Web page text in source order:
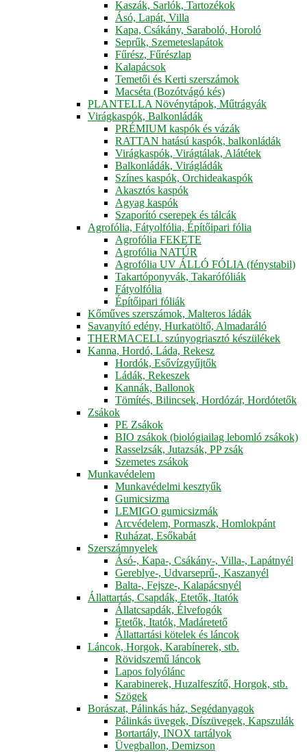
Kaszák, Sarlók, Tartozékok
Ásó, Lapát, Villa
Kapa, Csákány, Saraboló, Horoló
Seprűk, Szemeteslapátok
Fűrész, Fűrészlap
Kalapácsok
Temetői és Kerti szerszámok
Macséta (Bozótvágó kés)
PLANTELLA Növénytápok, Műtrágyák
Virágkaspók, Balkonládák
PRÉMIUM kaspók és vázák
RATTAN hatású kaspók, balkonládák
Virágkaspók, Virágtálak, Alátétek
Balkonládák, Virágládák
Színes kaspók, Orchideakaspók
Akasztós kaspók
Agyag kaspók
Szaporító cserepek és tálcák
Agrofólia, Fátyolfólia, Építőipari fólia
Agrofólia FEKETE
Agrofólia NATÚR
Agrofólia UV ÁLLÓ FÓLIA (fénystabil)
Takartóponyvák, Takarófóliák
Fátyolfólia
Építőipari fóliák
Kőműves szerszámok, Malteros ládák
Savanyító edény, Hurkatöltő, Almadaráló
THERMACELL szúnyogriasztó készülékek
Kanna, Hordó, Láda, Rekesz
Hordók, Esővízgyűjtők
Ládák, Rekeszek
Kannák, Ballonok
Tömítés, Bilincsek, Hordózár, Hordótetők
Zsákok
PE Zsákok
BIO zsákok (biológiailag lebomló zsákok)
Rasselzsák, Jutazsák, PP zsák
Szemetes zsákok
Munkavédelem
Munkavédelmi kesztyűk
Gumicsizma
LEMIGO gumicsizmák
Arcvédelem, Pormaszk, Homlokpánt
Ruházat, Esőkabát
Szerszámnyelek
Ásó-, Kapa-, Csákány-, Villa-, Lapátnyél
Gereblye-, Udvarseprű-, Kaszanyél
Balta-, Fejsze-, Kalapácsnyél
Állattartás, Csapdák, Etetők, Itatók
Állatcsapdák, Élvefogók
Etetők, Itatók, Madáretető
Állattartási kötelek és láncok
Láncok, Horgok, Karabínerek, stb.
Rövidszemű láncok
Lapos folyólánc
Karabinerek, Huzalfeszítő, Horgok, stb.
Szögek
Borászat, Pálinkás ház, Segédanyagok
Pálinkás üvegek, Díszüvegek, Kapszulák
Bortartály, INOX tartályok
Üvegballon, Demizson